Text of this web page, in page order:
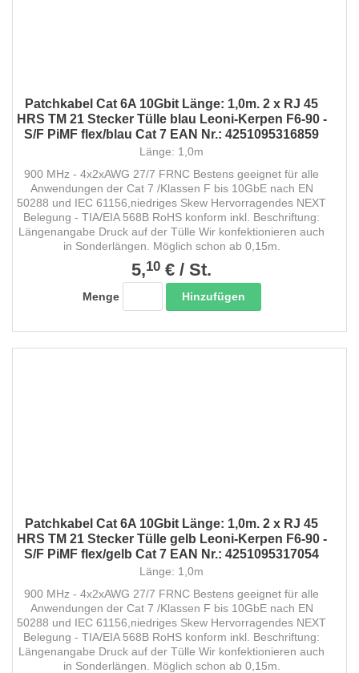
Patchkabel Cat 6A 10Gbit Länge: 1,0m. 2 x RJ 45
HRS TM 21 Stecker Tülle blau Leoni-Kerpen F6-90 -
S/F PiMF flex/blau Cat 7 EAN Nr.: 4251095316859
Länge: 1,0m
900 MHz - 4x2xAWG 27/7 FRNC Bestens geeignet für alle
Anwendungen der Cat 7 /Klassen F bis 10GbE nach EN
50288 und IEC 61156,niedriges Skew Hervorragendes NEXT
Belegung - TIA/EIA 568B RoHS konform inkl. Beschriftung:
Längenangabe Druck auf der Tülle Wir konfektionieren auch
in Sonderlängen. Möglich schon ab 0,15m.
5,10 € / St.
Menge Hinzufügen
Patchkabel Cat 6A 10Gbit Länge: 1,0m. 2 x RJ 45
HRS TM 21 Stecker Tülle gelb Leoni-Kerpen F6-90 -
S/F PiMF flex/gelb Cat 7 EAN Nr.: 4251095317054
Länge: 1,0m
900 MHz - 4x2xAWG 27/7 FRNC Bestens geeignet für alle
Anwendungen der Cat 7 /Klassen F bis 10GbE nach EN
50288 und IEC 61156,niedriges Skew Hervorragendes NEXT
Belegung - TIA/EIA 568B RoHS konform inkl. Beschriftung:
Längenangabe Druck auf der Tülle Wir konfektionieren auch
in Sonderlängen. Möglich schon ab 0,15m.